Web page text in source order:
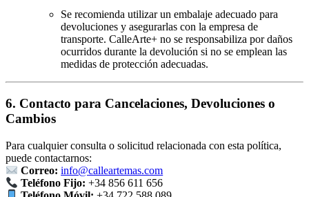
Se recomienda utilizar un embalaje adecuado para
devoluciones y asegurarlas con la empresa de
transporte. CalleArte+ no se responsabiliza por daños
ocurridos durante la devolución si no se emplean las
medidas de protección adecuadas.
6. Contacto para Cancelaciones, Devoluciones o
Cambios
Para cualquier consulta o solicitud relacionada con esta política,
puede contactarnos:
Correo: info@calleartemas.com
Teléfono Fijo: +34 856 611 656